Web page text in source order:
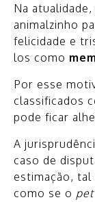
Na
animalzinho
felicidade e
los como
Por esse
classificados
pode ficar
A
caso de
estimação, tal
como se o pet